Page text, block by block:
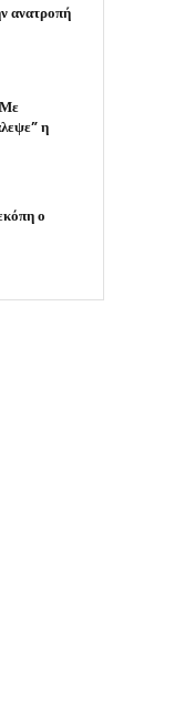
ανατροπή
η
ο